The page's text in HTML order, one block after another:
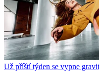
Už příští týden se vypne